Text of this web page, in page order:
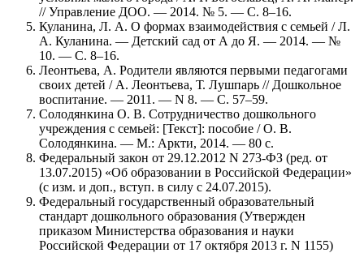
// Управление ДОО. — 2014. № 5. — С. 8–16.
Куланина, Л. А. О формах взаимодействия с семьей / Л.
А. Куланина. — Детский сад от А до Я. — 2014. — №
10. — С. 8–16.
Леонтьева, А. Родители являются первыми педагогами
своих детей / А. Леонтьева, Т. Лушпарь // Дошкольное
воспитание. — 2011. — N 8. — С. 57–59.
Солодянкина О. В. Сотрудничество дошкольного
учреждения с семьей: [Текст]: пособие / О. В.
Солодянкина. — М.: Аркти, 2014. — 80 с.
Федеральный закон от 29.12.2012 N 273-ФЗ (ред. от
13.07.2015) «Об образовании в Российской Федерации»
(с изм. и доп., вступ. в силу с 24.07.2015).
Федеральный государственный образовательный
стандарт дошкольного образования (Утвержден
приказом Министерства образования и науки
Российской Федерации от 17 октября 2013 г. N 1155)